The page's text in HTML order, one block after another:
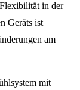
in der
Geräts ist
am
mit